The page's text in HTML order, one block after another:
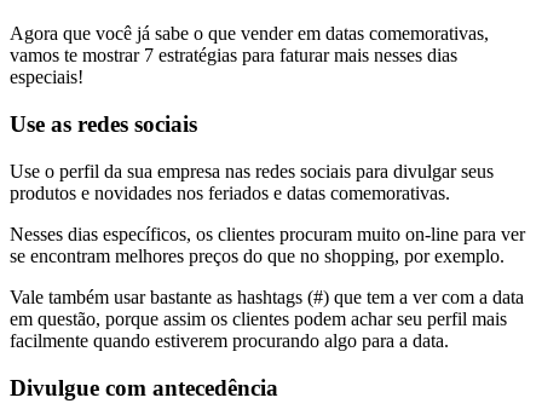
Agora que você já sabe o que vender em datas comemorativas,
vamos te mostrar 7 estratégias para faturar mais nesses dias
especiais!
Use as redes sociais
Use o perfil da sua empresa nas redes sociais para divulgar seus
produtos e novidades nos feriados e datas comemorativas.
Nesses dias específicos, os clientes procuram muito on-line para ver
se encontram melhores preços do que no shopping, por exemplo.
Vale também usar bastante as hashtags (#) que tem a ver com a data
em questão, porque assim os clientes podem achar seu perfil mais
facilmente quando estiverem procurando algo para a data.
Divulgue com antecedência